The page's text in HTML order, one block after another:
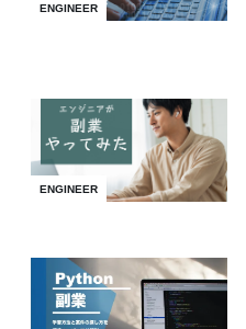
ENGINEER
ENGINEER